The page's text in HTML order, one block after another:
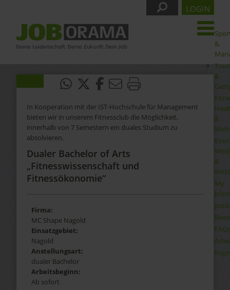
&
&
&
&
My
FAQs
LOGIN
In Kooperation mit der IST-Hochschule für Management
bieten wir in unserem Fitnessclub die Möglichkeit,
innerhalb von 7 Semestern ein duales Studium zu
absolvieren.
Dualer Bachelor of Arts
„Fitnesswissenschaft und
Fitnessökonomie“
Firma:
MC Shape Nagold
Einsatzgebiet:
Nagold
Anstellungsart:
dualer Bachelor
Arbeitsbeginn:
Ab sofort